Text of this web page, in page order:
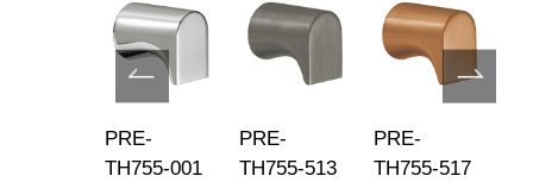
PRE-
TH755-001
PRE-
TH755-513
PRE-
TH755-517